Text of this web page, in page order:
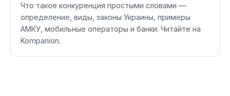
Что такое конкуренция простыми словами —
определение, виды, законы Украины, примеры
АМКУ, мобильные операторы и банки. Читайте на
Kompanion.